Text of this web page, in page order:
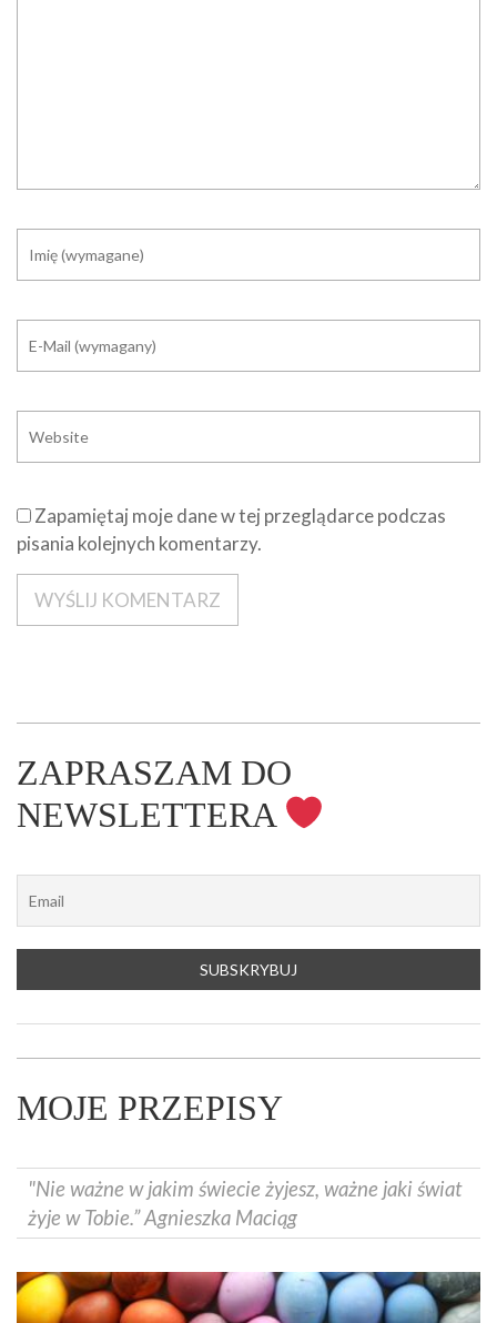
Zapamiętaj moje dane w tej przeglądarce podczas
pisania kolejnych komentarzy.
ZAPRASZAM DO
NEWSLETTERA
MOJE PRZEPISY
"Nie ważne w jakim świecie żyjesz, ważne jaki świat
żyje w Tobie.” Agnieszka Maciąg